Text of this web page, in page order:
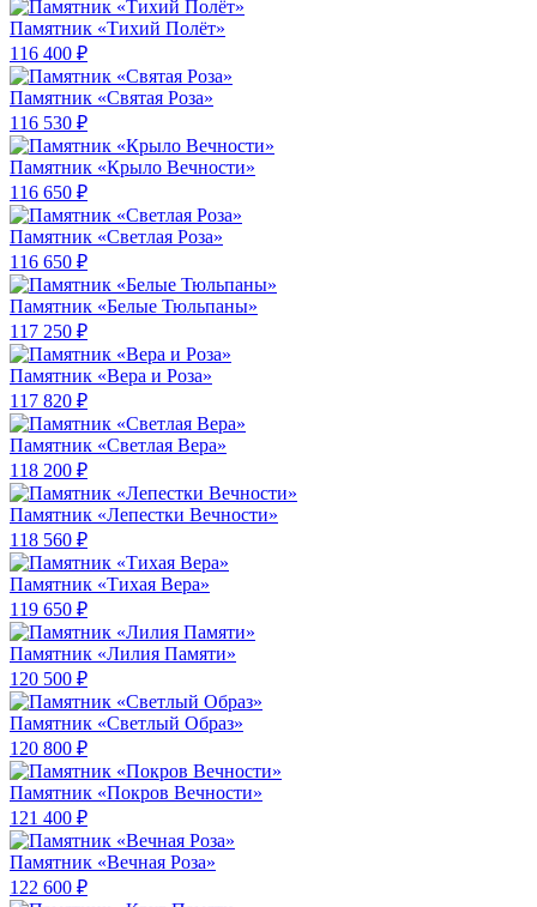
Памятник «Тихий Полёт»
116 400 ₽
Памятник «Святая Роза»
116 530 ₽
Памятник «Крыло Вечности»
116 650 ₽
Памятник «Светлая Роза»
116 650 ₽
Памятник «Белые Тюльпаны»
117 250 ₽
Памятник «Вера и Роза»
117 820 ₽
Памятник «Светлая Вера»
118 200 ₽
Памятник «Лепестки Вечности»
118 560 ₽
Памятник «Тихая Вера»
119 650 ₽
Памятник «Лилия Памяти»
120 500 ₽
Памятник «Светлый Образ»
120 800 ₽
Памятник «Покров Вечности»
121 400 ₽
Памятник «Вечная Роза»
122 600 ₽